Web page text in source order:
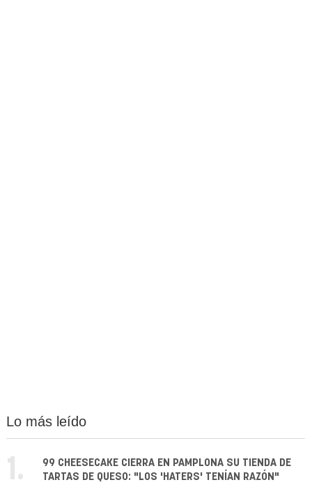
Lo más leído
1.
99 CHEESECAKE CIERRA EN PAMPLONA SU TIENDA DE
TARTAS DE QUESO: "LOS 'HATERS' TENÍAN RAZÓN"